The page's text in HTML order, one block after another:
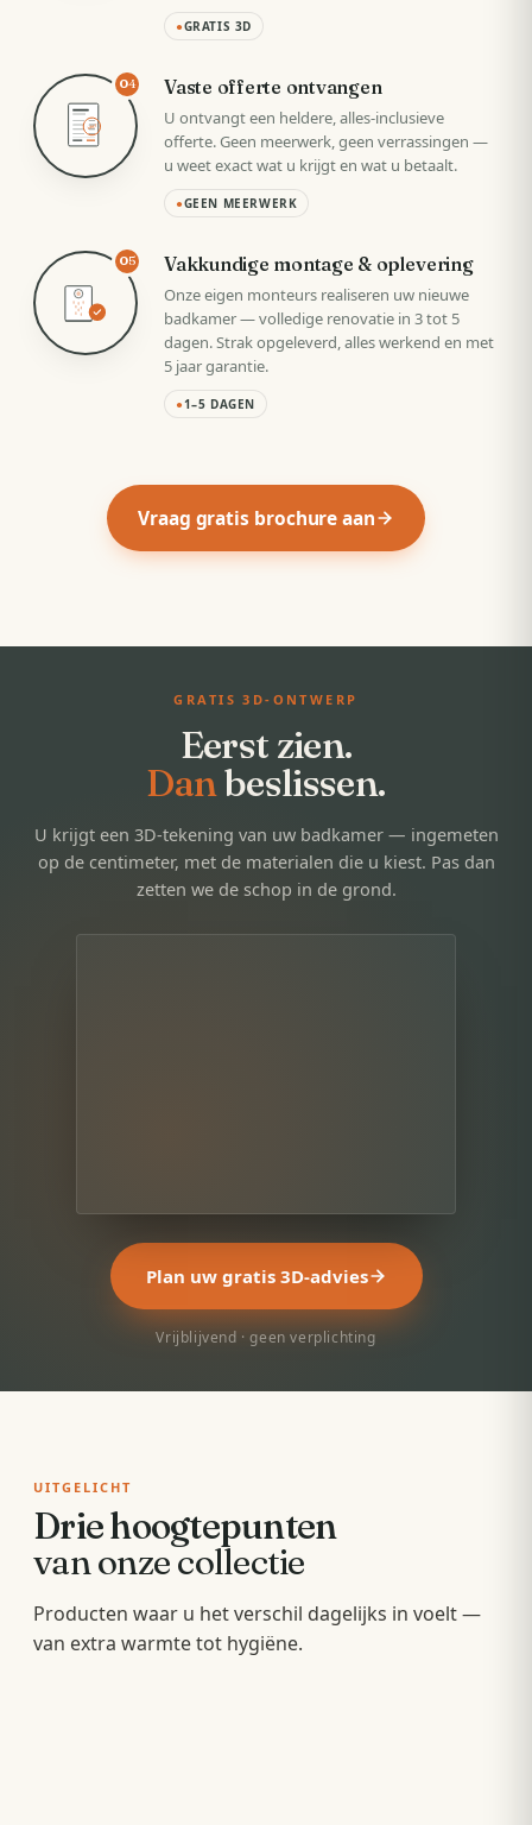
●GRATIS 3D
VAST
04 Vaste offerte ontvangen
U ontvangt een heldere, alles-inclusieve
offerte. Geen meerwerk, geen verrassingen —
u weet exact wat u krijgt en wat u betaalt.
●GEEN MEERWERK
05 Vakkundige montage & oplevering
Onze eigen monteurs realiseren uw nieuwe
badkamer — volledige renovatie in 3 tot 5
dagen. Strak opgeleverd, alles werkend en met
5 jaar garantie.
●1–5 DAGEN
Vraag gratis brochure aan
GRATIS 3D-ONTWERP
Eerst zien.
Danbeslissen.
U krijgt een 3D-tekening van uw badkamer — ingemeten
op de centimeter, met de materialen die u kiest. Pas dan
zetten we de schop in de grond.
Plan uw gratis 3D-advies
Vrijblijvend · geen verplichting
UITGELICHT
Drie hoogtepunten
van onze collectie
Producten waar u het verschil dagelijks in voelt —
van extra warmte tot hygiëne.
Badkamermeubels
Hang- en staande meubels met soft-close — op
Sunshowers
Spoeltoiletten